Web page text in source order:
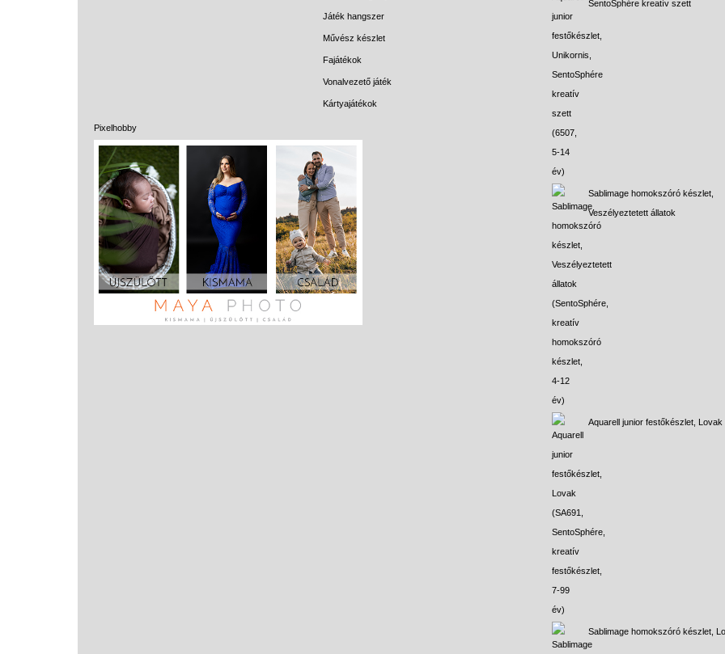
Pixelhobby
Játék hangszer
Művész készlet
Fajátékok
Vonalvezető játék
Kártyajátékok
SentoSphére kreatív szett
Sablimage homokszóró készlet,
Veszélyeztetett állatok
Aquarell junior festőkészlet, Lovak
Sablimage homokszóró készlet,